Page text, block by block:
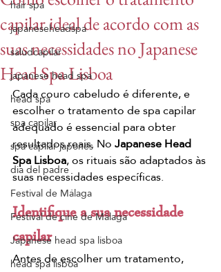
hair spa
japaneseheadspa
saludcapilar
japanese head spa
head spa
spa capilar
spa capilar japonés
dia del padre
Festival de Málaga
Festival de cine de Málaga
Japanese head spa lisboa
head spa lisboa
capilar ideal de acordo com as
suas necessidades no Japanese
Head Spa Lisboa
Cada couro cabeludo é diferente, e
escolher o tratamento de spa capilar
adequado é essencial para obter
resultados reais. No Japanese Head
Spa Lisboa, os rituais são adaptados às
suas necessidades específicas.
Identifique a sua necessidade
capilar
Antes de escolher um tratamento,